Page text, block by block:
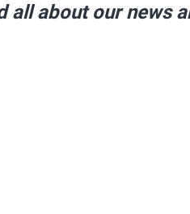
all about our news